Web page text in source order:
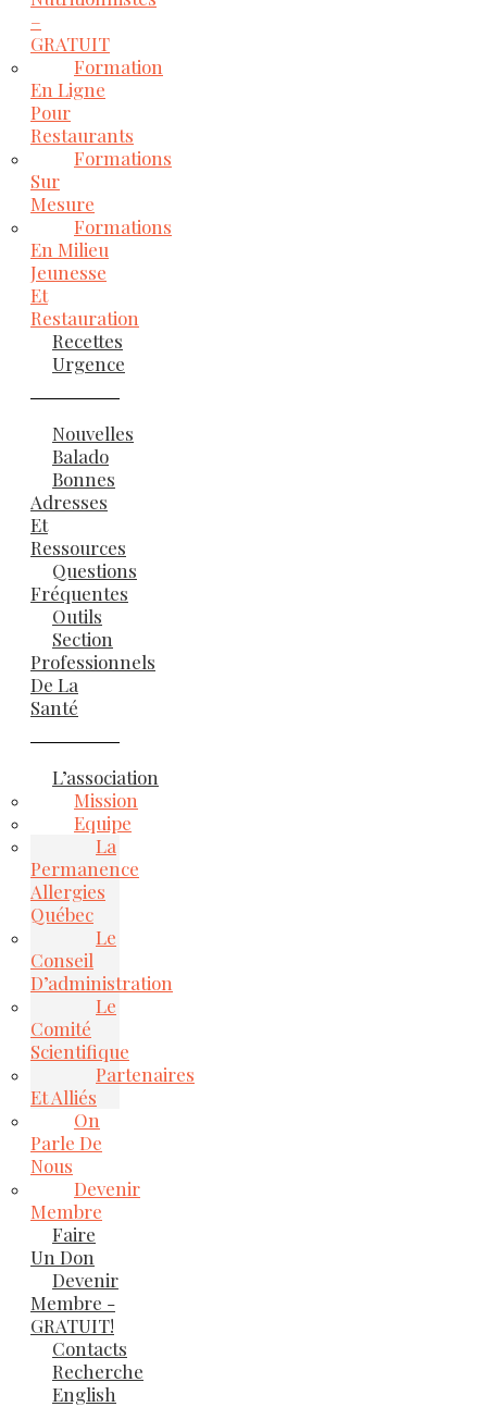
–
GRATUIT
Formation
En Ligne
Pour
Restaurants
Formations
Sur
Mesure
Formations
En Milieu
Jeunesse
Et
Restauration
Recettes
Urgence
Nouvelles
Balado
Bonnes
Adresses
Et
Ressources
Questions
Fréquentes
Outils
Section
Professionnels
De La
Santé
L’association
Mission
Equipe
La
Permanence
Allergies
Québec
Le
Conseil
D’administration
Le
Comité
Scientifique
Partenaires
Et Alliés
On
Parle De
Nous
Devenir
Membre
Faire
Un Don
Devenir
Membre -
GRATUIT!
Contacts
Recherche
English